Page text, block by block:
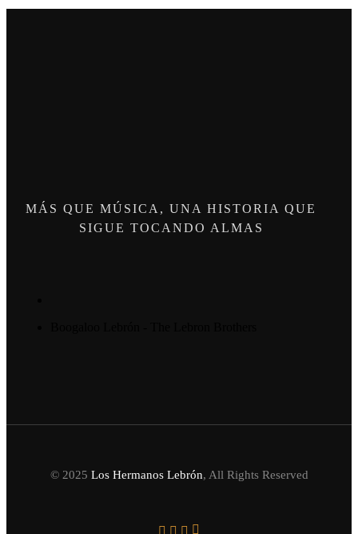
MÁS QUE MÚSICA, UNA HISTORIA QUE
SIGUE TOCANDO ALMAS
© 2025 Los Hermanos Lebrón, All Rights Reserved